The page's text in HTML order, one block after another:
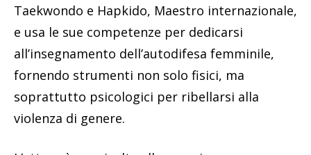
Taekwondo e Hapkido, Maestro internazionale,
e usa le sue competenze per dedicarsi
all’insegnamento dell’autodifesa femminile,
fornendo strumenti non solo fisici, ma
soprattutto psicologici per ribellarsi alla
violenza di genere.